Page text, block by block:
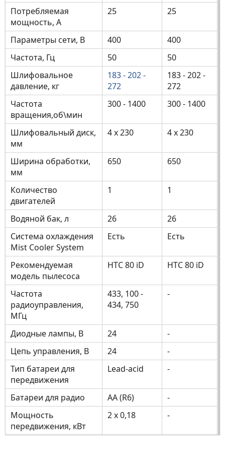
Потребляемая
мощность, А
25 25
Параметры сети, В 400
400
Частота, Гц
50
50
Шлифовальное
давление, кг
183 - 202 -
272
183 - 202 -
272
Частота
вращения,об\мин
300 - 1400 300 - 1400
Шлифовальный диск,
мм
4 x 230 4 x 230
Ширина обработки,
мм
650 650
Количество
двигателей
1 1
Водяной бак, л 26
26
Система охлаждения
Mist Cooler System
Есть Есть
Рекомендуемая
модель пылесоса
HTC 80 iD HTC 80 iD
Частота
радиоуправления,
МГц
433, 100 -
434, 750
-
Диодные лампы, В 24
-
Цепь управления, В
24
-
Тип батареи для
передвижения
Lead-acid -
Батареи для радио AA (R6)
-
Мощность
передвижения, кВт
2 x 0,18 -